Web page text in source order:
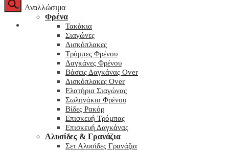
O λογαριασμός μου
Αναλλώσιμα
Φρένα
Τακάκια
Σιαγώνες
Δισκόπλακες
Τρόμπες Φρένου
Δαγκάνες Φρένου
Βάσεις Δαγκάνας Over
Δισκόπλακες Over
Ελατήρια Σιαγώνας
Σωληνάκια Φρένου
Βίδες Ρακόρ
Επισκευή Τρόμπας
Επισκευή Δαγκάνας
Αλυσίδες & Γρανάζια
Σετ Αλυσίδες Γρανάζια